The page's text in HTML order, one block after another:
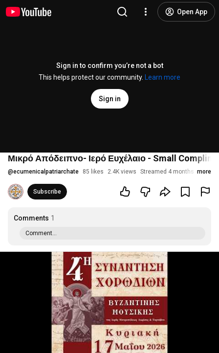
Open App
Sign in to confirm you’re not a bot
This helps protect our community.
Learn more
Sign in
Μικρό Απόδειπνο- Ιερό Ευχέλαιο - Small
@ecumenicalpatriarchate 85 likes 2.4K views Streamed 4 months ago
more
Subscribe
Comments 1
Comment...